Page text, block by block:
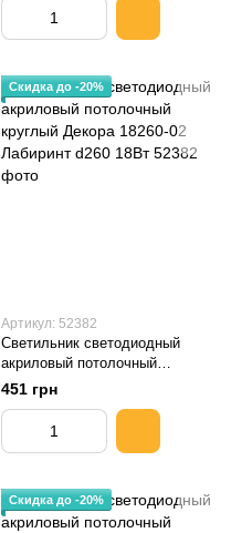
Скидка до -20%
Артикул: 52382
Светильник светодиодный
акриловый потолочный
круглый Декора 18260-02
Лабиринт d260 18Вт
451 грн
Скидка до -20%